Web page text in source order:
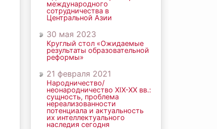
международного
сотрудничества в
Центральной Азии
30 мая 2023
Круглый стол «Ожидаемые
результаты образовательной
реформы»
21 февраля 2021
Народничество/
неонародничество ХIХ-ХХ вв.:
сущность, проблема
нереализованности
потенциала и актуальность
их интеллектуального
наследия сегодня